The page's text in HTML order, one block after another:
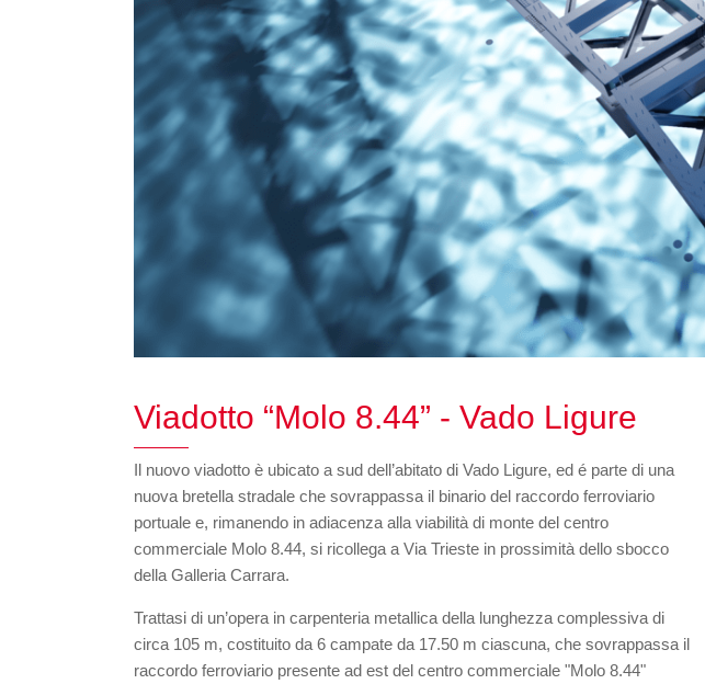
Viadotto “Molo 8.44” - Vado Ligure
Il nuovo viadotto è ubicato a sud dell’abitato di Vado Ligure, ed é parte di una
nuova bretella stradale che sovrappassa il binario del raccordo ferroviario
portuale e, rimanendo in adiacenza alla viabilità di monte del centro
commerciale Molo 8.44, si ricollega a Via Trieste in prossimità dello sbocco
della Galleria Carrara.
Trattasi di un’opera in carpenteria metallica della lunghezza complessiva di
circa 105 m, costituito da 6 campate da 17.50 m ciascuna, che sovrappassa il
raccordo ferroviario presente ad est del centro commerciale "Molo 8.44"